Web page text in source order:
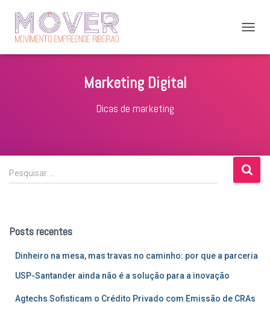
Marketing Digital
Dicas de marketing
P
e
i
Pesquisar …
Posts recentes
Dinheiro na mesa, mas travas no caminho: por que a parceria
USP-Santander ainda não é a solução para a inovação
Agtechs Sofisticam o Crédito Privado com Emissão de CRAs